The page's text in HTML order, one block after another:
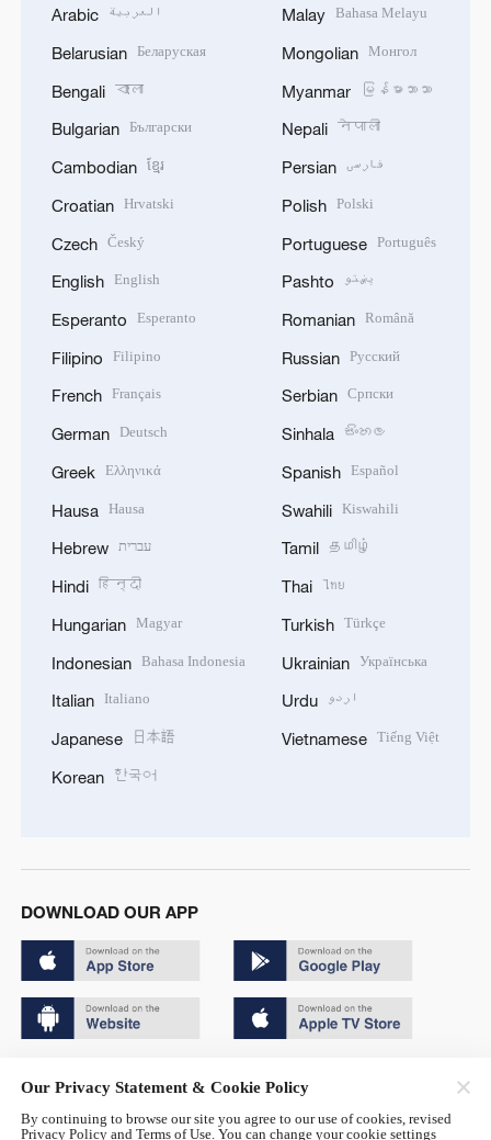
Arabic العربية
Belarusian Беларуская
Bengali বাংলা
Bulgarian Български
Cambodian ខ្មែរ
Croatian Hrvatski
Czech Český
English English
Esperanto Esperanto
Filipino Filipino
French Français
German Deutsch
Greek Ελληνικά
Hausa Hausa
Hebrew עברית
Hindi हिन्दी
Hungarian Magyar
Indonesian Bahasa Indonesia
Italian Italiano
Japanese 日本語
Korean 한국어
Malay Bahasa Melayu
Mongolian Монгол
Myanmar မြန်မာဘာသာ
Nepali नेपाली
Persian فارسی
Polish Polski
Portuguese Português
Pashto پښتو
Romanian Română
Russian Русский
Serbian Српски
Sinhala සිංහල
Spanish Español
Swahili Kiswahili
Tamil தமிழ்
Thai ไทย
Turkish Türkçe
Ukrainian Українська
Urdu اردو
Vietnamese Tiếng Việt
DOWNLOAD OUR APP
京ICP备20000184号
Our Privacy Statement & Cookie Policy
By continuing to browse our site you agree to our use of cookies, revised
Privacy Policy and Terms of Use. You can change your cookie settings